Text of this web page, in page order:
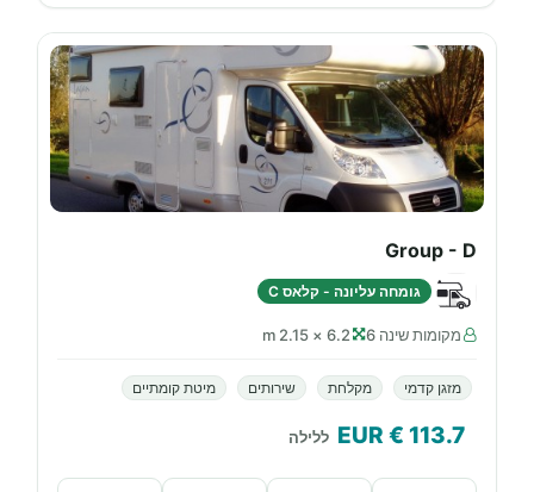
Group - D
גומחה עליונה - קלאס C
מקומות שינה 6 6.2 × 2.15 m
מזגן קדמי מקלחת שירותים מיטת קומתיים
113.7
€ EUR ללילה